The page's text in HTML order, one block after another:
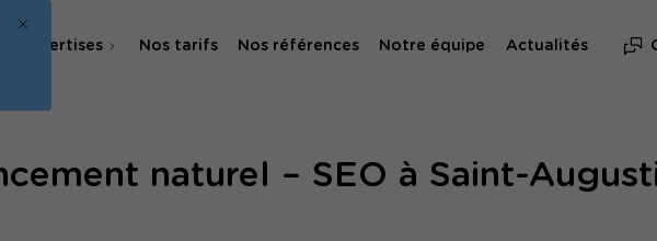
expertises
Agence SEA & SMA
Nos tarifs Nos références Notre équipe Actualités
naturel – SEO à Saint-